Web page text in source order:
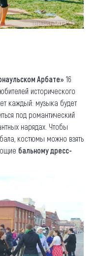
Арбате» 16
исторического
каждый: музыка будет
под романтический
нарядах. Чтобы
костюмы можно взять
бальному дресс-